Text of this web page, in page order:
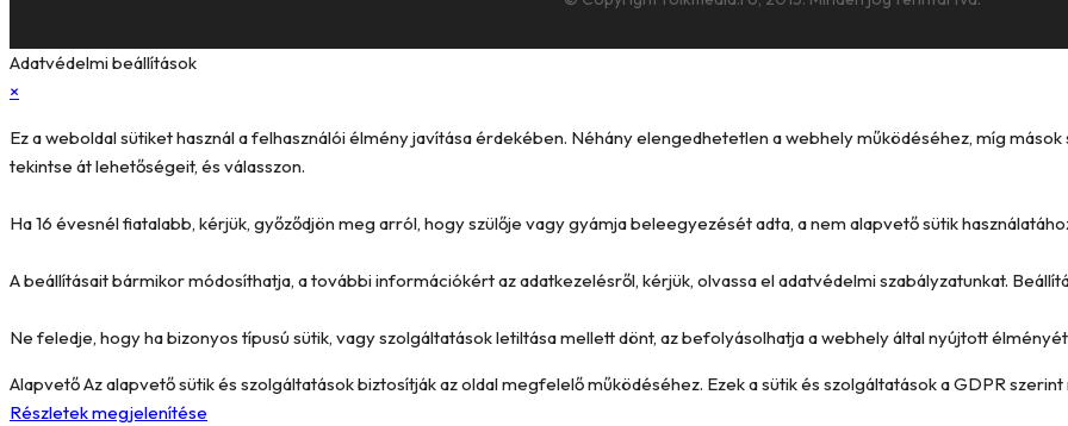
Adatvédelmi beállítások
×
Ez a weboldal sütiket használ a felhasználói élmény javítása érdekében. Néhány elengedhetetlen a webhely működéséhez, míg
tekintse át lehetőségeit, és válasszon.
Ha 16 évesnél fiatalabb, kérjük, győződjön meg arról, hogy szülője vagy gyámja beleegyezését adta, a nem alapvető sütik
A beállításait bármikor módosíthatja, a további információkért az adatkezelésről, kérjük, olvassa el adatvédelmi szabályzatunkat.
Ne feledje, hogy ha bizonyos típusú sütik, vagy szolgáltatások letiltása mellett dönt, az befolyásolhatja a webhely által nyújtott
AlapvetőAz alapvető sütik és szolgáltatások biztosítják az oldal megfelelő működéséhez. Ezek a sütik és szolgáltatások a GDPR
Részletek megjelenítése